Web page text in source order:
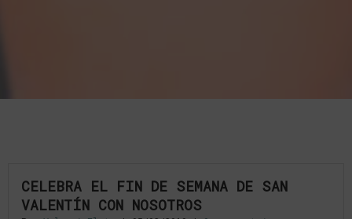
CELEBRA EL FIN DE SEMANA DE SAN
VALENTÍN CON NOSOTROS